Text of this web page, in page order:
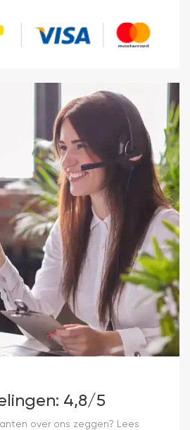
4,8/5
over ons zeggen? Lees